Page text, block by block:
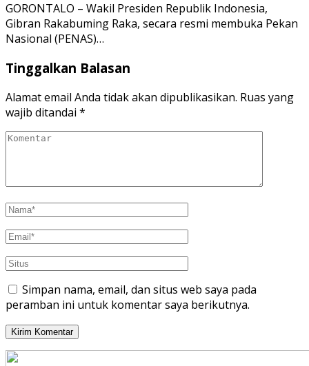
GORONTALO – Wakil Presiden Republik Indonesia,
Gibran Rakabuming Raka, secara resmi membuka Pekan
Nasional (PENAS)…
Tinggalkan Balasan
Alamat email Anda tidak akan dipublikasikan. Ruas yang
wajib ditandai *
Simpan nama, email, dan situs web saya pada
peramban ini untuk komentar saya berikutnya.